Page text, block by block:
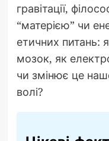
гравітації,
“матерією” чи
етичних питань:
мозок, як
чи змінює це
волі?